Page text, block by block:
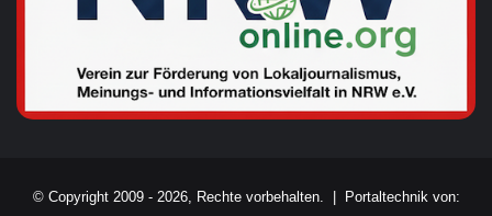
© Copyright 2009 - 2026, Rechte vorbehalten. | Portaltechnik von: